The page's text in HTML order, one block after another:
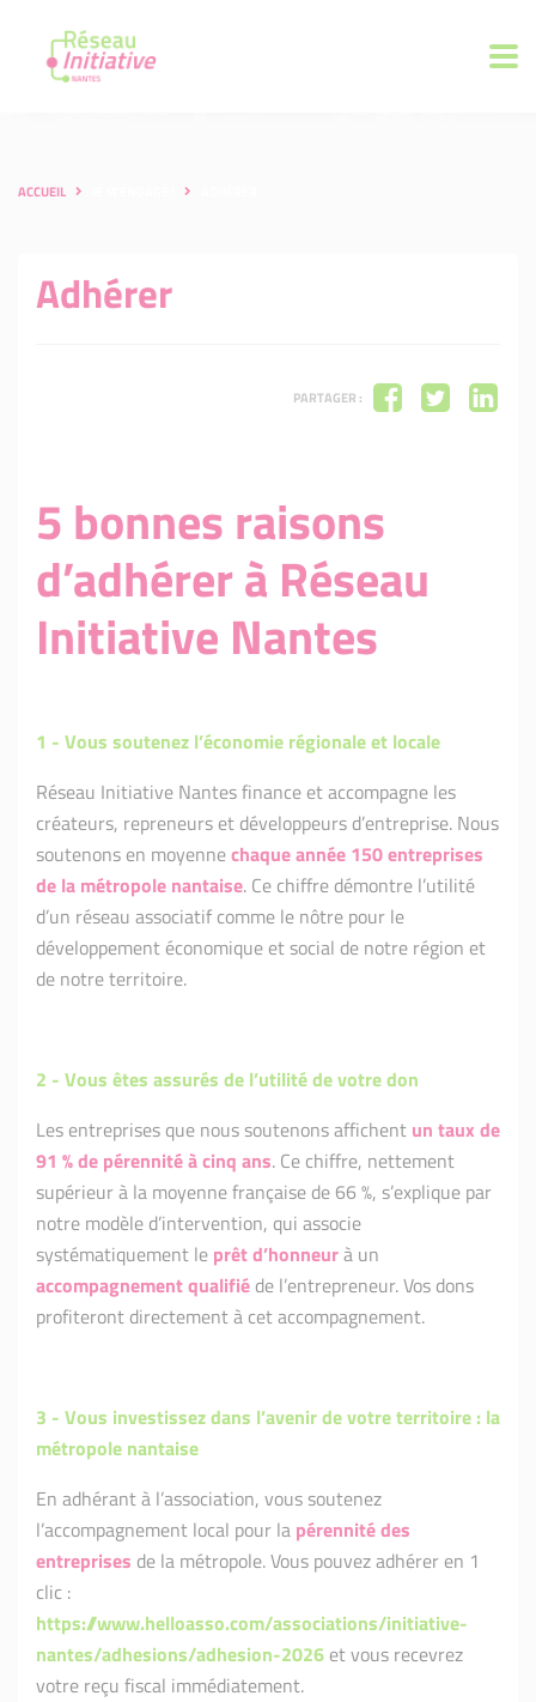
ACCUEIL
Adhérer
PARTAGER :
5 bonnes raisons
d’adhérer à Réseau
Initiative Nantes
1 - Vous soutenez l’économie régionale et locale
Réseau Initiative Nantes finance et accompagne les
créateurs, repreneurs et développeurs d’entreprise. Nous
soutenons en moyennechaque année 150 entreprises
de la métropole nantaise. Ce chiffre démontre l’utilité
d’un réseau associatif comme le nôtre pour le
développement économique et social de notre région et
de notre territoire.
2 - Vous êtes assurés de l’utilité de votre don
Les entreprises que nous soutenons affichent un taux de
91 % de pérennité à cinq ans. Ce chiffre, nettement
supérieur à la moyenne française de 66 %, s’explique par
notre modèle d’intervention, qui associe
systématiquement le prêt d’honneurà un
accompagnement qualifié de l’entrepreneur. Vos dons
profiteront directement à cet accompagnement.
3 - Vous investissez dans l’avenir de votre territoire : la
métropole nantaise
En adhérant à l’association, vous soutenez
l’accompagnement local pour la pérennité des
entreprises de la métropole. Vous pouvez adhérer en 1
clic :
https://www.helloasso.com/associations/initiative-
nantes/adhesions/adhesion-2026 et vous recevrez
votre reçu fiscal immédiatement.